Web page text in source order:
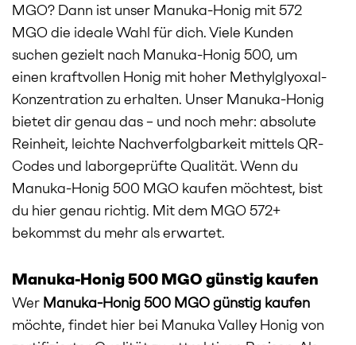
MGO? Dann ist unser Manuka-Honig mit 572
MGO die ideale Wahl für dich. Viele Kunden
suchen gezielt nach Manuka-Honig 500, um
einen kraftvollen Honig mit hoher Methylglyoxal-
Konzentration zu erhalten. Unser Manuka-Honig
bietet dir genau das – und noch mehr: absolute
Reinheit, leichte Nachverfolgbarkeit mittels QR-
Codes und laborgeprüfte Qualität. Wenn du
Manuka-Honig 500 MGO kaufen möchtest, bist
du hier genau richtig. Mit dem MGO 572+
bekommst du mehr als erwartet.
Manuka-Honig 500 MGO günstig kaufen
Wer Manuka-Honig 500 MGO günstig kaufen
möchte, findet hier bei Manuka Valley Honig von